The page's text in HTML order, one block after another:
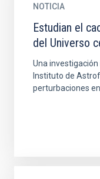
NOTICIA
Estudian el
del Universo
Una
Instituto de
perturbaciones